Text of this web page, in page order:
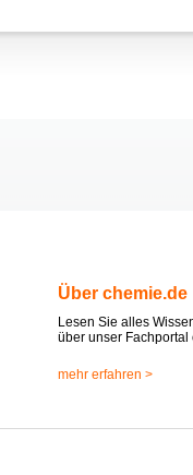
Über chemie.de
Lesen Sie alles
über unser Fachportal
mehr erfahren >